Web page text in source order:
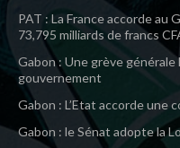
PAT : La France accorde au
73,795 milliards de francs
Gabon : Une grève générale
gouvernement
Gabon : L’Etat accorde une
Gabon : le Sénat adopte la